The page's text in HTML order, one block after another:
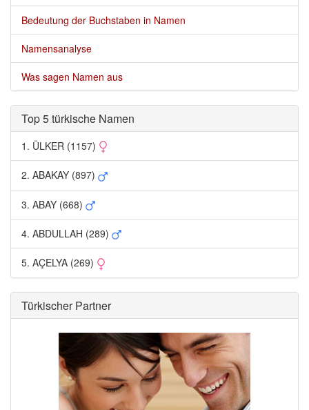
Bedeutung der Buchstaben in Namen
Namensanalyse
Was sagen Namen aus
Top 5 türkische Namen
1. ÜLKER (1157)
2. ABAKAY (897)
3. ABAY (668)
4. ABDULLAH (289)
5. AÇELYA (269)
Türkischer Partner